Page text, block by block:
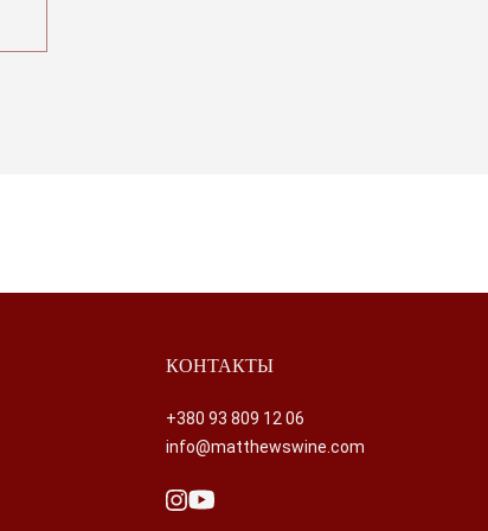
КОНТАКТЫ
+380 93 809 12 06
info@matthewswine.com